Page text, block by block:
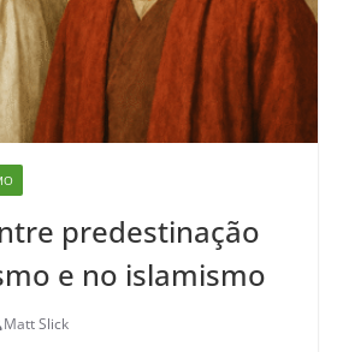
predestinação
e no islamismo
Matt Slick